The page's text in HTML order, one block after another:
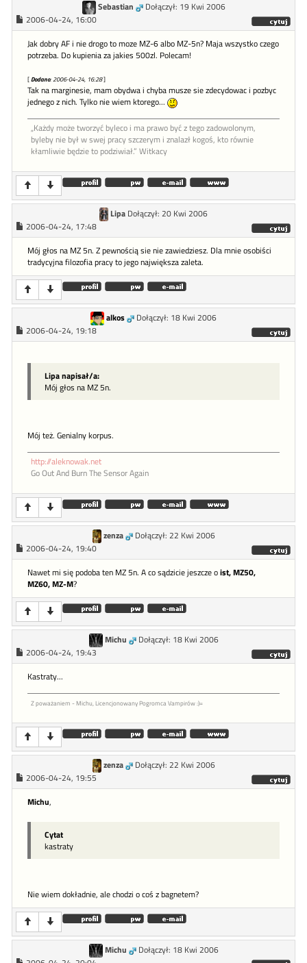
Sebastian
Dołączył: 19 Kwi 2006
2006-04-24, 16:00
Jak dobry AF i nie drogo to moze MZ-6 albo MZ-5n? Maja wszystko czego
potrzeba. Do kupienia za jakies 500zl. Polecam!
[Dodano: 2006-04-24, 16:28]
Tak na marginesie, mam obydwa i chyba musze sie zdecydowac i pozbyc
jednego z nich. Tylko nie wiem ktorego...
„Każdy może tworzyć byleco i ma prawo być z tego zadowolonym,
byleby nie był w swej pracy szczerym i znalazł kogoś, kto równie
kłamliwie będzie to podziwiał.” Witkacy
Lipa Dołączył: 20 Kwi 2006
2006-04-24, 17:48
Mój głos na MZ 5n. Z pewnością sie nie zawiedziesz. Dla mnie osobiści
tradycyjna filozofia pracy to jego największa zaleta.
alkos
Dołączył: 18 Kwi 2006
2006-04-24, 19:18
Lipa napisał/a:
Mój głos na MZ 5n.
Mój też. Genialny korpus.
http://aleknowak.net
Go Out And Burn The Sensor Again
zenza
Dołączył: 22 Kwi 2006
2006-04-24, 19:40
Nawet mi się podoba ten MZ 5n. A co sądzicie jeszcze oist, MZ50,
MZ60, MZ-M?
Michu
Dołączył: 18 Kwi 2006
2006-04-24, 19:43
Kastraty...
Z poważaniem - Michu, Licencjonowany Pogromca Vampirów :)=
zenza
Dołączył: 22 Kwi 2006
2006-04-24, 19:55
Michu,
Cytat
kastraty
Nie wiem dokładnie, ale chodzi o coś z bagnetem?
Michu
Dołączył: 18 Kwi 2006